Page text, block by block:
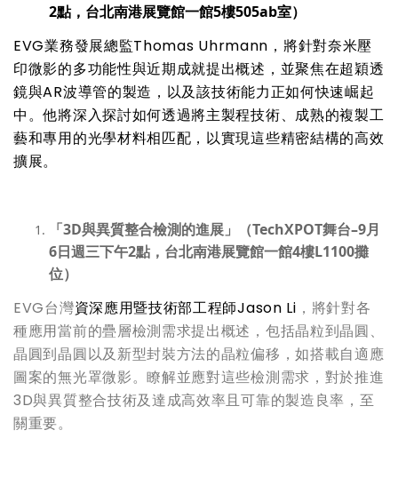
2點，台北南港展覽館一館5樓505ab室）
EVG業務發展總監Thomas Uhrmann ，將針對奈米壓
印微影的多功能性與近期成就提出概述，並聚焦在超穎透
鏡與AR波導管的製造，以及該技術能力正如何快速崛起
中。他將深入探討如何透過將主製程技術、成熟的複製工
藝和專用的光學材料相匹配，以實現這些精密結構的高效
擴展。
「3D與異質整合檢測的進展」（TechXPOT舞台–9月
6日週三下午2點 ，台北南港展覽館一館4樓L1100攤
位）
EVG台灣資深應用暨技術部工程師Jason Li ，將針對各
種應用當前的疊層檢測需求提出概述，包括晶粒到晶圓、
晶圓到晶圓以及新型封裝方法的晶粒偏移，如搭載自適應
圖案的無光罩微影。瞭解並應對這些檢測需求，對於推進
3D與異質整合技術及達成高效率且可靠的製造良率，至
關重要。